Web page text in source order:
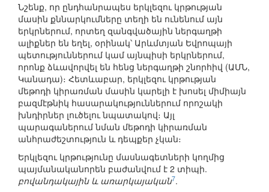
Նշենք, որ ընդհանրապես երկլեզու կրթության
մասին քննարկումները տեղի են ունենում այն
երկրներում, որտեղ զանգվածային ներգաղթի
ալիքներ են եղել, օրինակ՝ Արևմտյան Եվրոպայի
պետություններում կամ այնպիսի երկրներում,
որոնք ձևավորվել են հենց ներգաղթի շնորհիվ (ԱՄՆ,
Կանադա)։ Հետևաբար, երկլեզու կրթության
մեթոդի կիրառման մասին կարելի է խոսել միմիայն
բազմէթնիկ հասարակություններում որոշակի
խնդիրներ լուծելու նպատակով։ Այլ
պարագաներում նման մեթոդի կիրառման
անհրաժեշտություն և դեպքեր չկան։
Երկլեզու կրթությունը մասնագետների կողմից
պայմանականորեն բաժանվում է 2 տիպի.
բովանդակային և առարկայական7.